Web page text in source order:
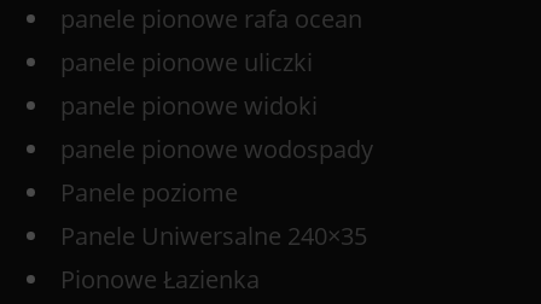
panele pionowe rafa ocean
panele pionowe uliczki
panele pionowe widoki
panele pionowe wodospady
Panele poziome
Panele Uniwersalne 240×35
Pionowe Łazienka